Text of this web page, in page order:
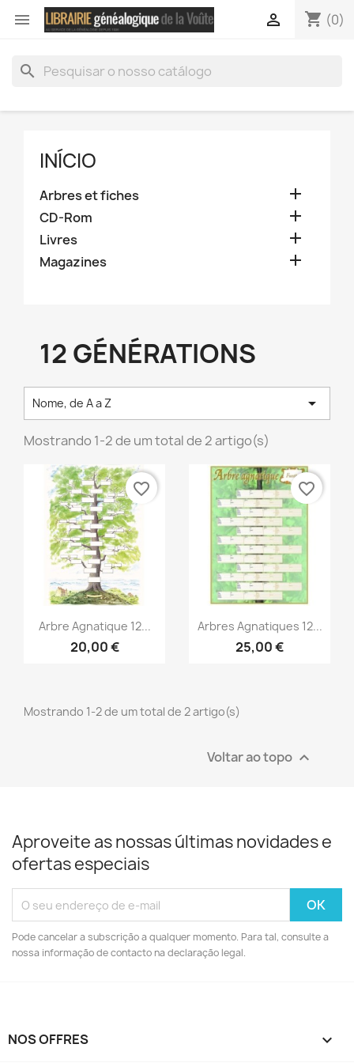
 shopping_cart (0)

search
INÍCIO
Arbres et fiches 
CD-Rom 
Livres 
Magazines 
12 GÉNÉRATIONS
Nome, de A a Z 
Mostrando 1-2 de um total de 2 artigo(s)
Vista rápida
Arbre Agnatique 12...
20,00 €
favorite_border
Vista rápida
Arbres Agnatiques 12...
25,00 €
favorite_border
Mostrando 1-2 de um total de 2 artigo(s)
Voltar ao topo 
Aproveite as nossas últimas novidades e
ofertas especiais
Pode cancelar a subscrição a qualquer momento. Para tal, consulte a
nossa informação de contacto na declaração legal.
NOS OFFRES 